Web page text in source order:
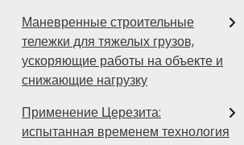
Маневренные строительные
тележки для тяжелых грузов,
ускоряющие работы на объекте и
снижающие нагрузку
Применение Церезита:
испытанная временем технология